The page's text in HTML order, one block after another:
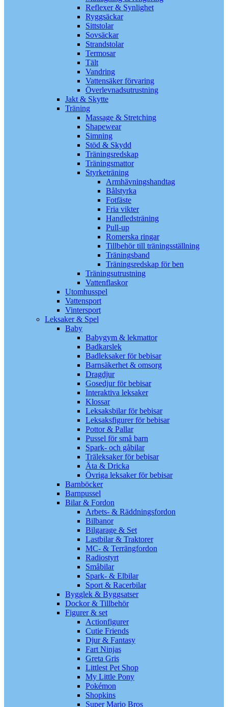
Reflexer & Synlighet
Ryggsäckar
Sittstolar
Sovsäckar
Strandstolar
Termosar
Tält
Vandring
Vattensäker förvaring
Överlevnadsutrustning
Jakt & Skytte
Träning
Massage & Stretching
Shapewear
Simning
Stöd & Skydd
Träningsredskap
Träningsmattor
Styrketräning
Armhävningshandtag
Bålstyrka
Fotfäste
Fria vikter
Handledsträning
Pull-up
Romerska ringar
Tillbehör till träningsställning
Träningsband
Träningsredskap för ben
Träningsutrustning
Vattenflaskor
Utomhusspel
Vattensport
Vintersport
Leksaker & Spel
Baby
Babygym & lekmattor
Badkarslek
Badleksaker för bebisar
Barnsäkerhet & omsorg
Dragdjur
Gosedjur för bebisar
Interaktiva leksaker
Klossar
Leksaksbilar för bebisar
Leksaksfigurer för bebisar
Pottor & Pallar
Pussel för små barn
Spark- och gåbilar
Träleksaker för bebisar
Äta & Dricka
Övriga leksaker för bebisar
Barnböcker
Barnpussel
Bilar & Fordon
Arbets- & Räddningsfordon
Bilbanor
Bilgarage & Set
Lastbilar & Traktorer
MC- & Terrängfordon
Radiostyrt
Småbilar
Spark- & Elbilar
Sport & Racerbilar
Bygglek & Byggsatser
Dockor & Tillbehör
Figurer & set
Actionfigurer
Cutie Friends
Djur & Fantasy
Fart Ninjas
Greta Gris
Littlest Pet Shop
My Little Pony
Pokémon
Shopkins
Super Mario Bros